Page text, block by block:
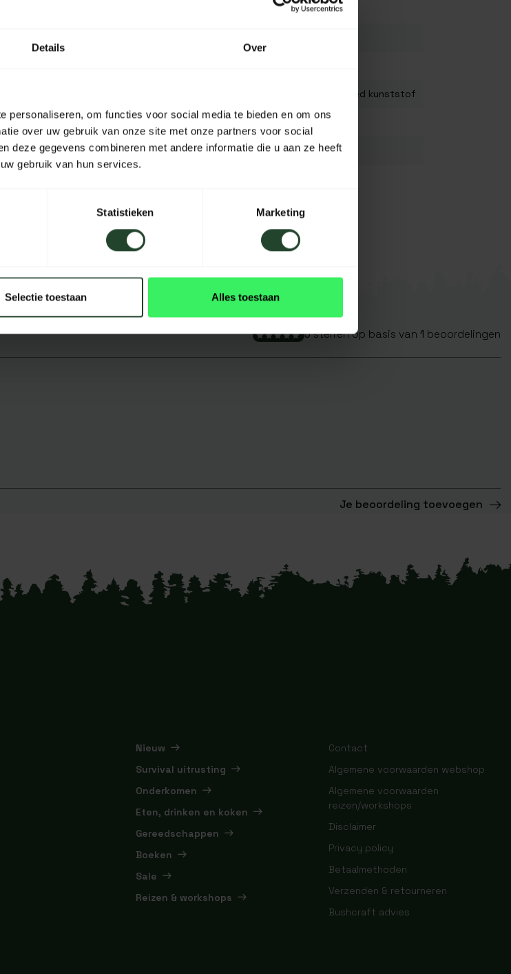
Details Over
personaliseren, om functies voor social media te bieden en om ons
over uw gebruik van onze site met onze partners voor social
deze gegevens combineren met andere informatie die u aan ze heeft
gebruik van hun services.
Statistieken Marketing
Selectie toestaan Alles toestaan
K30550131
50% hout / 50% Gerecycled kunststof
Lengte 22,3 cm
Breedte 15,4 cm
Inhoud 550mL
Kleur Original (bruin)
Bekijk alles
5sterren op basis van 1 beoordelingen
Je beoordeling toevoegen
Nieuw
Survival uitrusting
Onderkomen
Eten, drinken en koken
Gereedschappen
Boeken
Sale
Reizen & workshops
Contact
Algemene voorwaarden webshop
Algemene voorwaarden
reizen/workshops
Disclaimer
Privacy policy
Betaalmethoden
Verzenden & retourneren
Bushcraft advies